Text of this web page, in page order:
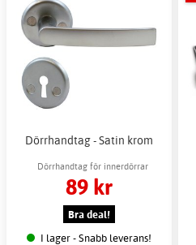
Dörrhandtag - Satin krom
Dörrhandtag för innerdörrar
89 kr
Bra deal!
I lager - Snabb leverans!